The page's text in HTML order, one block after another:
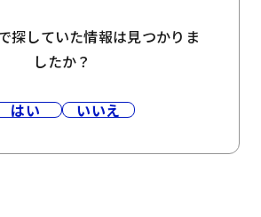
探していた情報は見つかりま
したか？
はい いいえ